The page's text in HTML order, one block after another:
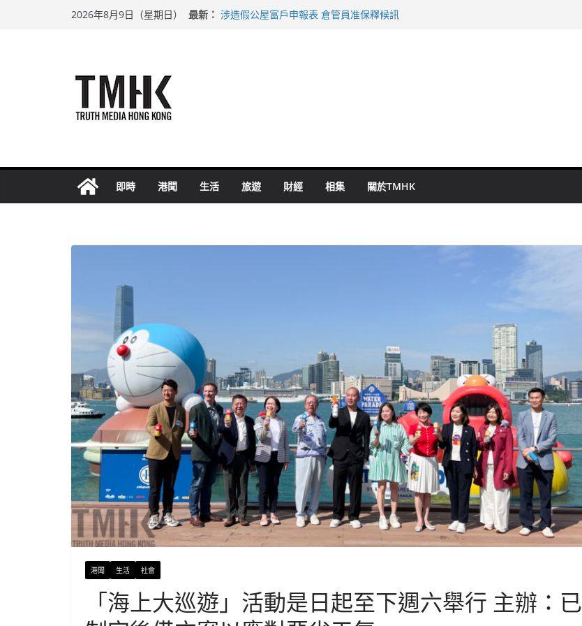
2026年8月9日（星期日） 最新： 涉造假公屋富戶申報表 倉管員准保釋候訊
即時 港聞 生活 旅遊 財經 相集 關於TMHK
港聞 生活 社會
「海上大巡遊」活動是日起至下週六舉行 主辦：已